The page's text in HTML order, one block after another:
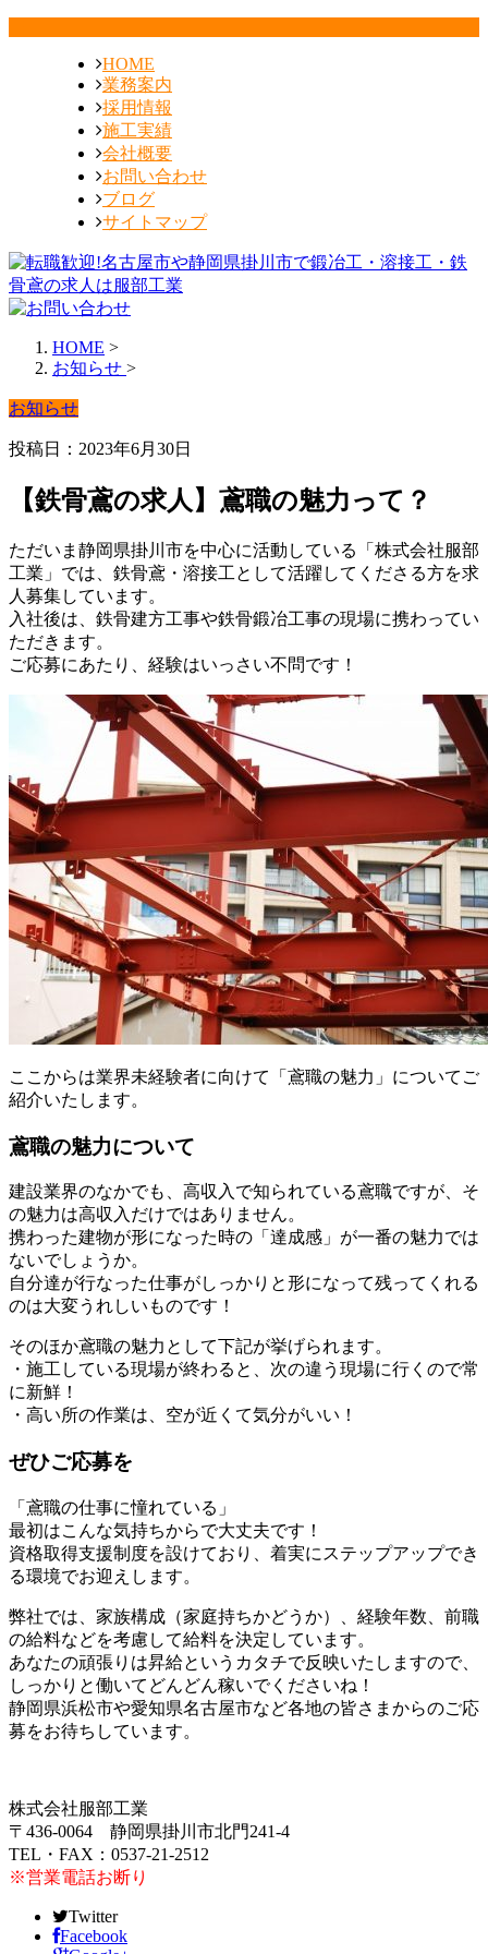
HOME
業務案内
採用情報
施工実績
会社概要
お問い合わせ
ブログ
サイトマップ
HOME >
お知らせ >
お知らせ
投稿日：2023年6月30日
【鉄骨鳶の求人】鳶職の魅力って？
ただいま静岡県掛川市を中心に活動している「株式会社服部
工業」では、鉄骨鳶・溶接工として活躍してくださる方を求
人募集しています。
入社後は、鉄骨建方工事や鉄骨鍛冶工事の現場に携わってい
ただきます。
ご応募にあたり、経験はいっさい不問です！
ここからは業界未経験者に向けて「鳶職の魅力」についてご
紹介いたします。
鳶職の魅力について
建設業界のなかでも、高収入で知られている鳶職ですが、そ
の魅力は高収入だけではありません。
携わった建物が形になった時の「達成感」が一番の魅力では
ないでしょうか。
自分達が行なった仕事がしっかりと形になって残ってくれる
のは大変うれしいものです！
そのほか鳶職の魅力として下記が挙げられます。
・施工している現場が終わると、次の違う現場に行くので常
に新鮮！
・高い所の作業は、空が近くて気分がいい！
ぜひご応募を
「鳶職の仕事に憧れている」
最初はこんな気持ちからで大丈夫です！
資格取得支援制度を設けており、着実にステップアップでき
る環境でお迎えします。
弊社では、家族構成（家庭持ちかどうか）、経験年数、前職
の給料などを考慮して給料を決定しています。
あなたの頑張りは昇給というカタチで反映いたしますので、
しっかりと働いてどんどん稼いでくださいね！
静岡県浜松市や愛知県名古屋市など各地の皆さまからのご応
募をお待ちしています。
株式会社服部工業
〒436-0064 静岡県掛川市北門241-4
TEL・FAX：0537-21-2512
※営業電話お断り
Twitter
Facebook